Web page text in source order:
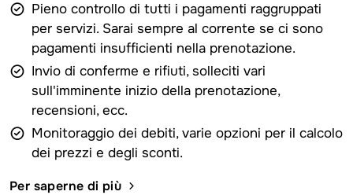
Pieno controllo di tutti i pagamenti raggruppati
per servizi. Sarai sempre al corrente se ci sono
pagamenti insufficienti nella prenotazione.
Invio di conferme e rifiuti, solleciti vari
sull'imminente inizio della prenotazione,
recensioni, ecc.
Monitoraggio dei debiti, varie opzioni per il calcolo
dei prezzi e degli sconti.
Per saperne di più